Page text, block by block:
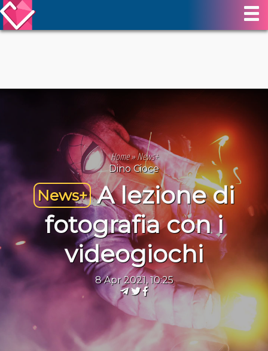
Home»News+
Dino Cioce
News+ A lezione di
fotografia con i
videogiochi
8 Apr 2021, 10:25